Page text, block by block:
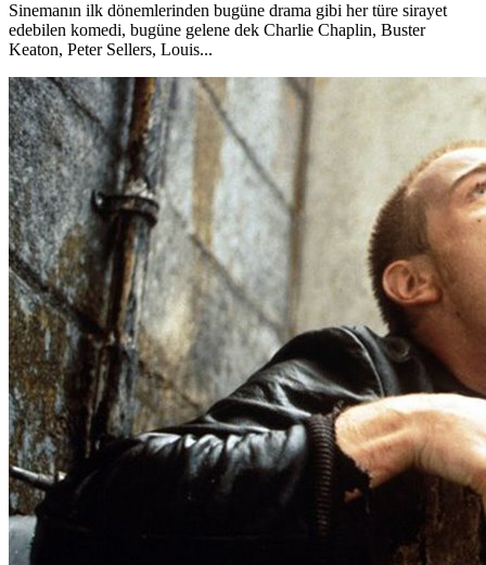
Sinemanın ilk dönemlerinden bugüne drama gibi her türe sirayet
edebilen komedi, bugüne gelene dek Charlie Chaplin, Buster
Keaton, Peter Sellers, Louis...